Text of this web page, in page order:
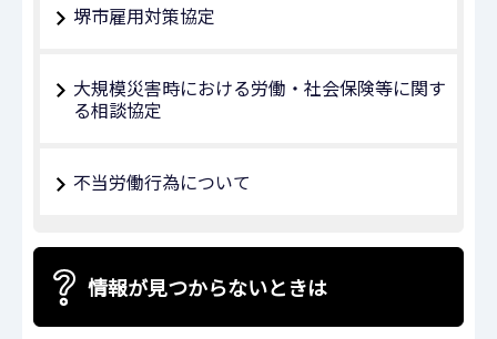
堺市雇用対策協定
大規模災害時における労働・社会保険等に関す
る相談協定
不当労働行為について
情報が見つからないときは